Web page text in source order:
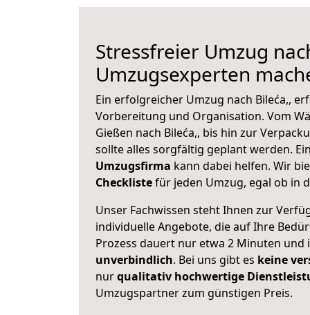
Stressfreier Umzug
Umzugsexperten
Ein erfolgreicher Umzug nach Bileća,,
Vorbereitung und Organisation. Vom
Gießen nach Bileća,, bis hin zur
sollte alles sorgfältig geplant werden.
Umzugsfirma kann dabei helfen. Wir
Checklistefür jeden Umzug, egal ob in
Unser Fachwissen steht Ihnen zur
individuelle Angebote, die auf Ihre
Prozess dauert nur etwa 2 Minuten und
unverbindlich. Bei uns gibt es keine
nurqualitativ hochwertige
Umzugspartner zum günstigen Preis.